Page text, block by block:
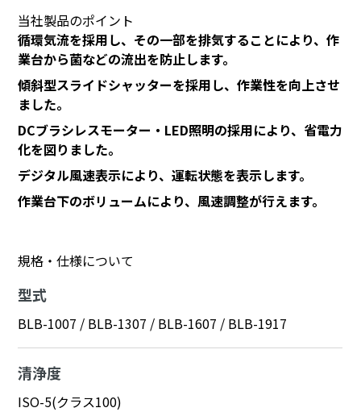
当社製品のポイント
循環気流を採用し、その一部を排気することにより、作
業台から菌などの流出を防止します。
傾斜型スライドシャッターを採用し、作業性を向上させ
ました。
DCブラシレスモーター・LED照明の採用により、省電力
化を図りました。
デジタル風速表示により、運転状態を表示します。
作業台下のボリュームにより、風速調整が行えます。
規格・仕様について
型式
BLB-1007 / BLB-1307 / BLB-1607 / BLB-1917
清浄度
ISO-5(クラス100)